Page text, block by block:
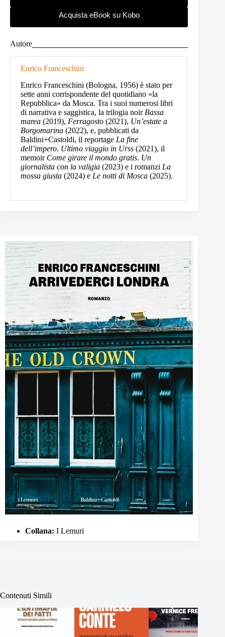
Acquista eBook su Kobo
Autore
Enrico Franceschini
Enrico Franceschini (Bologna, 1956) è stato per
sette anni corrispondente del quotidiano «la
Repubblica» da Mosca. Tra i suoi numerosi libri
di narrativa e saggistica, la trilogia noirBassa
marea (2019), Ferragosto (2021), Un’estate a
Borgomarina (2022), e, pubblicati da
Baldini+Castoldi, il reportage La fine
dell’impero. Ultimo viaggio in Urss (2021), il
memoir Come girare il mondo gratis. Un
giornalista con la valigia (2023) e i romanzi La
mossa giusta (2024) e Le notti di Mosca (2025).
Collana: I Lemuri
Contenuti Simili